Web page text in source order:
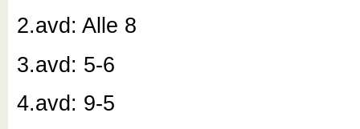
2.avd: Alle 8
3.avd: 5-6
4.avd: 9-5